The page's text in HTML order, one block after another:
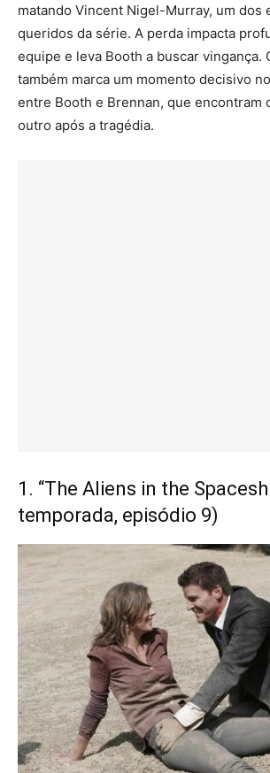
matando Vincent Nigel-Murray, um dos
queridos da série. A perda impacta
equipe e leva Booth a buscar vingança.
também marca um momento decisivo
entre Booth e Brennan, que encontram
outro após a tragédia.
1. “The Aliens in the
temporada, episódio 9)